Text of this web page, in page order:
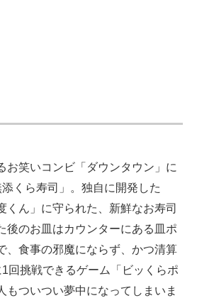
笑いコンビ「ダウンタウン」に
くら寿司」。独自に開発した
くん」に守られた、新鮮なお寿司
後のお皿はカウンターにある皿ポ
、食事の邪魔にならず、かつ清算
回挑戦できるゲーム「ビッくらポ
もついつい夢中になってしまいま